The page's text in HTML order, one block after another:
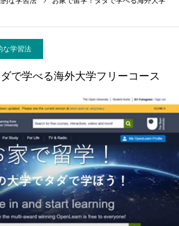
な学習法
で学べる海外大学フリーコース